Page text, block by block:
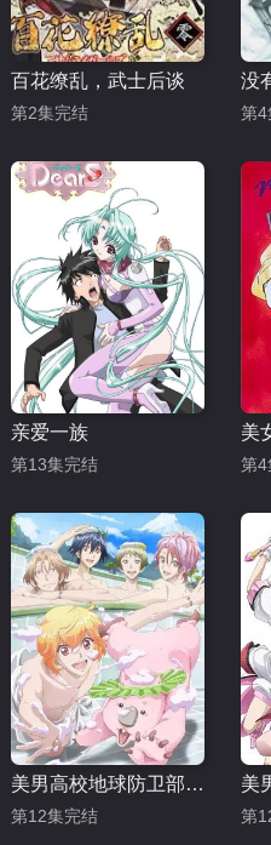
百花缭乱，武士后谈
第2集完结
没
第4
亲爱一族
第13集完结
美
第4
美男高校地球防卫部LOVE 第二季
第12集完结 第